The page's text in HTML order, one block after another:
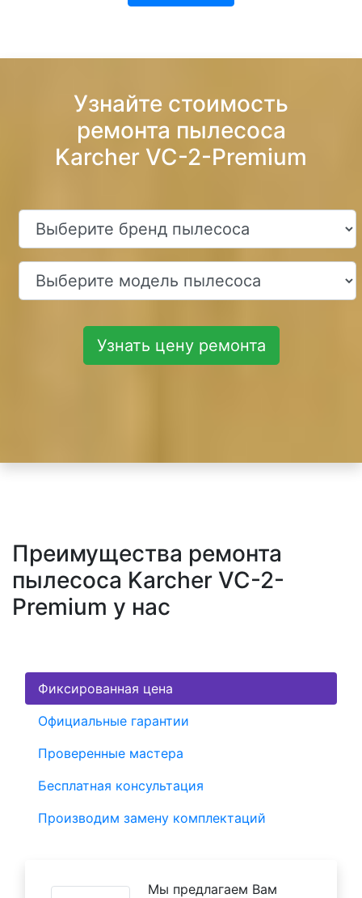
Узнайте стоимость
ремонта пылесоса
Karcher VC-2-Premium
Узнать цену ремонта
Преимущества ремонта
пылесоса Karcher VC-2-
Premium у нас
Фиксированная цена
Официальные гарантии
Проверенные мастера
Бесплатная консультация
Производим замену комплектаций
Мы предлагаем Вам